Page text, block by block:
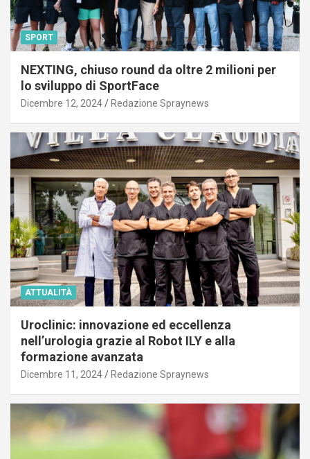
SPORT
NEXTING, chiuso round da oltre 2 milioni per
lo sviluppo di SportFace
Dicembre 12, 2024 Redazione Spraynews
ATTUALITÀ
Uroclinic: innovazione ed eccellenza
nell’urologia grazie al Robot ILY e alla
formazione avanzata
Dicembre 11, 2024 Redazione Spraynews